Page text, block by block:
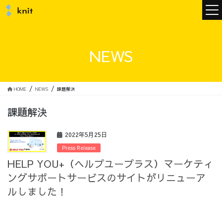
メンバー 会社概要
NEWS
HOME NEWS 課題解決
課題解決
2022年5月25日
Press Release
HELP YOU+（ヘルプユープラス）マーケティ
ングサポートサービスのサイトがリニューア
ルしました！